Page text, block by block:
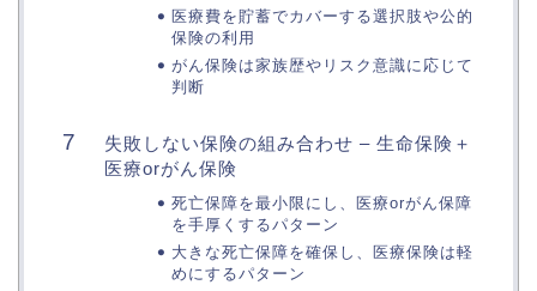
医療費を貯蓄でカバーする選択肢や公的
保険の利用
がん保険は家族歴やリスク意識に応じて
判断
失敗しない保険の組み合わせ – 生命保険＋
医療orがん保険
死亡保障を最小限にし、医療orがん保障
を手厚くするパターン
大きな死亡保障を確保し、医療保険は軽
めにするパターン